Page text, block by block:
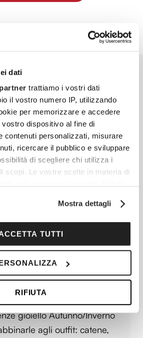
dati
trattiamo i vostri dati
il vostro numero IP, utilizzando
per memorizzare e accedere
dispositivo al fine di
contenuti personalizzati, misurare
ricercare il pubblico e sviluppare
di scegliere chi utilizza i
scopi. Le vostre scelte in materia di
il proprio consenso in qualsiasi
della privacy.
sulla tua posizione
di qualche
tuo dispositivo, scansionandolo
di caratteristiche specifiche
Mostra dettagli
TUTTI
RIFIUTA
Per Tutto L’inverno 2025
gioiello Autunno/Inverno
agli outfit: catene,